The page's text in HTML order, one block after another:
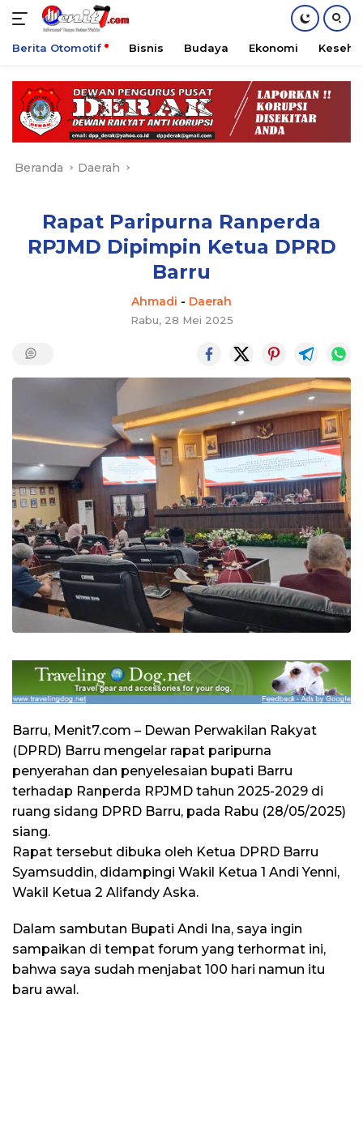
konten
Berita Otomotif Bisnis Budaya Ekonomi
Beranda Daerah
Rapat Paripurna Ranperda
RPJMD Dipimpin Ketua DPRD
Barru
Ahmadi - Daerah
Rabu, 28 Mei 2025
Barru, Menit7.com – Dewan Perwakilan Rakyat
(DPRD) Barru mengelar rapat paripurna
penyerahan dan penyelesaian bupati Barru
terhadap Ranperda RPJMD tahun 2025-2029 di
ruang sidang DPRD Barru, pada Rabu (28/05/2025)
siang.
Rapat tersebut dibuka oleh Ketua DPRD Barru
Syamsuddin, didampingi Wakil Ketua 1 Andi Yenni,
Wakil Ketua 2 Alifandy Aska.
Dalam sambutan Bupati Andi Ina, saya ingin
sampaikan di tempat forum yang terhormat ini,
bahwa saya sudah menjabat 100 hari namun itu
baru awal.